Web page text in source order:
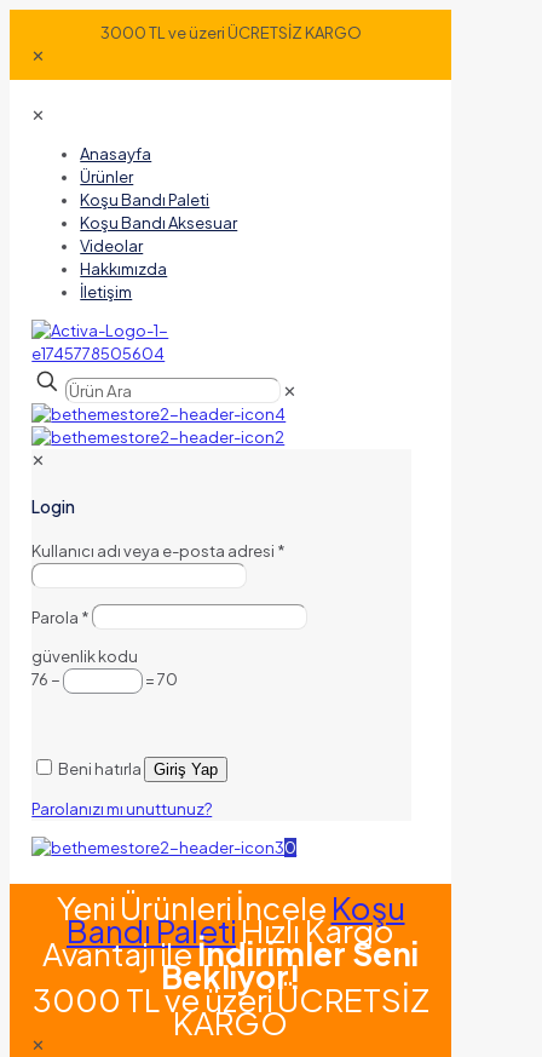
3000 TL ve üzeri ÜCRETSİZ KARGO
✕
✕
Anasayfa
Ürünler
Koşu Bandı Paleti
Koşu Bandı Aksesuar
Videolar
Hakkımızda
İletişim
✕
✕
Login
Kullanıcı adı veya e-posta adresi *
Parola *
güvenlik kodu
76 −
= 70
Beni hatırla Giriş Yap
Parolanızı mı unuttunuz?
0
Yeni Ürünleri İncele Koşu
Bandı PaletiHızlı Kargo
Avantajı ileİndirimler Seni
Bekliyor!
3000 TL ve üzeri ÜCRETSİZ
KARGO
✕